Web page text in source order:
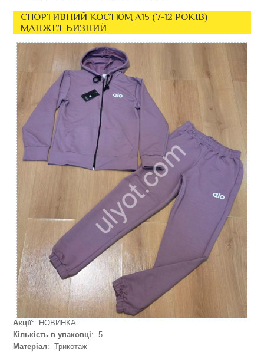
СПОРТИВНИЙ КОСТЮМ A15 (7-12 РОКІВ)
МАНЖЕТ БИЗНИЙ
Акції: НОВИНКА
Кількість в упаковці: 5
Матеріал: Трикотаж